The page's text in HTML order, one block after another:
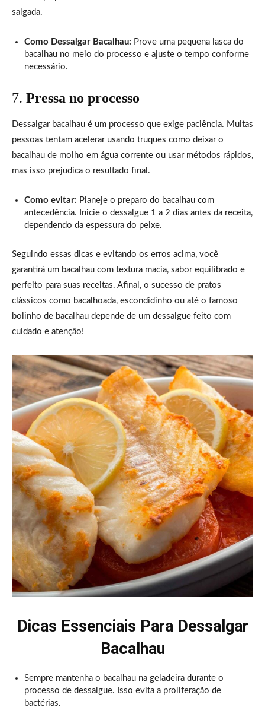
salgada.
Como Dessalgar Bacalhau: Prove uma pequena lasca do
bacalhau no meio do processo e ajuste o tempo conforme
necessário.
7. Pressa no processo
Dessalgar bacalhau é um processo que exige paciência. Muitas
pessoas tentam acelerar usando truques como deixar o
bacalhau de molho em água corrente ou usar métodos rápidos,
mas isso prejudica o resultado final.
Como evitar: Planeje o preparo do bacalhau com
antecedência. Inicie o dessalgue 1 a 2 dias antes da receita,
dependendo da espessura do peixe.
Seguindo essas dicas e evitando os erros acima, você
garantirá um bacalhau com textura macia, sabor equilibrado e
perfeito para suas receitas. Afinal, o sucesso de pratos
clássicos como bacalhoada, escondidinho ou até o famoso
bolinho de bacalhau depende de um dessalgue feito com
cuidado e atenção!
Dicas Essenciais Para Dessalgar
Bacalhau
Sempre mantenha o bacalhau na geladeira durante o
processo de dessalgue. Isso evita a proliferação de
bactérias.